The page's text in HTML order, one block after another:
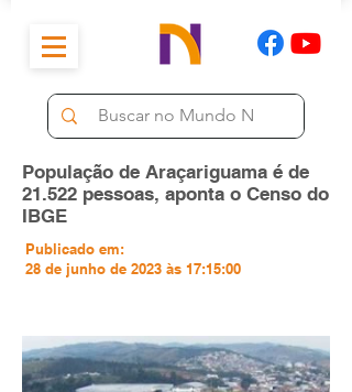
População de Araçariguama é de
21.522 pessoas, aponta o Censo do
IBGE
Publicado em:
28 de junho de 2023 às 17:15:00